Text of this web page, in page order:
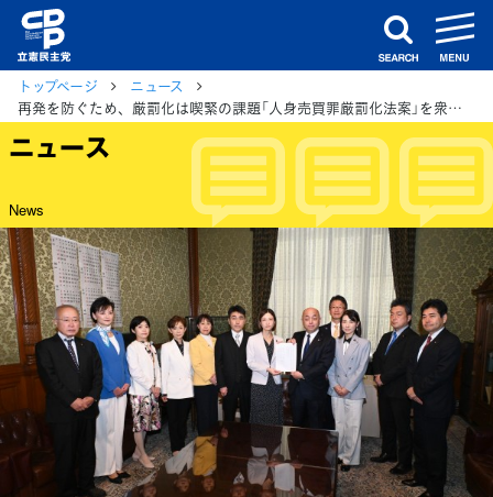
search
トップページ
ニュース
再発を防ぐため、厳罰化は喫緊の課題「人身売買罪厳罰化法案」を衆院に提出
ニュース
News